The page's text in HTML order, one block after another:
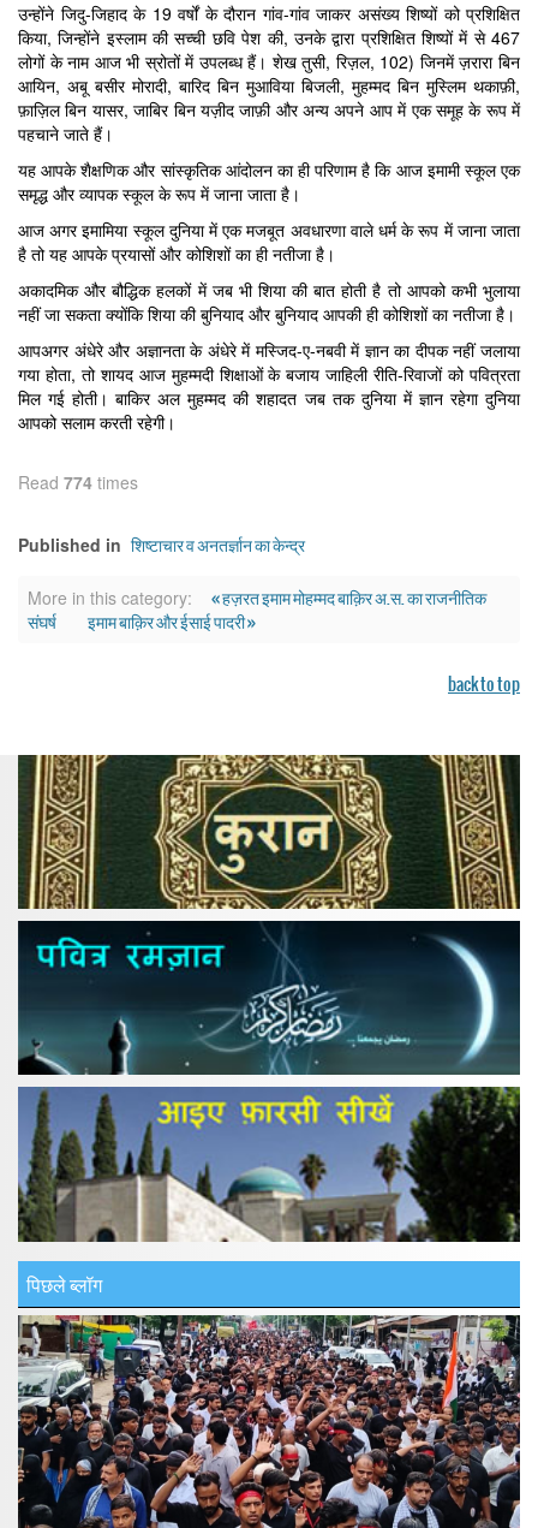
उन्होंने जिदु-जिहाद के 19 वर्षों के दौरान गांव-गांव जाकर असंख्य शिष्यों को प्रशिक्षित
किया, जिन्होंने इस्लाम की सच्ची छवि पेश की, उनके द्वारा प्रशिक्षित शिष्यों में से 467
लोगों के नाम आज भी स्रोतों में उपलब्ध हैं। शेख तुसी, रिज़ल, 102) जिनमें ज़रारा बिन
आयिन, अबू बसीर मोरादी, बारिद बिन मुआविया बिजली, मुहम्मद बिन मुस्लिम थकाफ़ी,
फ़ाज़िल बिन यासर, जाबिर बिन यज़ीद जाफ़ी और अन्य अपने आप में एक समूह के रूप में
पहचाने जाते हैं।
यह आपके शैक्षणिक और सांस्कृतिक आंदोलन का ही परिणाम है कि आज इमामी स्कूल एक
समृद्ध और व्यापक स्कूल के रूप में जाना जाता है।
आज अगर इमामिया स्कूल दुनिया में एक मजबूत अवधारणा वाले धर्म के रूप में जाना जाता
है तो यह आपके प्रयासों और कोशिशों का ही नतीजा है।
अकादमिक और बौद्धिक हलकों में जब भी शिया की बात होती है तो आपको कभी भुलाया
नहीं जा सकता क्योंकि शिया की बुनियाद और बुनियाद आपकी ही कोशिशों का नतीजा है।
आपअगर अंधेरे और अज्ञानता के अंधेरे में मस्जिद-ए-नबवी में ज्ञान का दीपक नहीं जलाया
गया होता, तो शायद आज मुहम्मदी शिक्षाओं के बजाय जाहिली रीति-रिवाजों को पवित्रता
मिल गई होती। बाकिर अल मुहम्मद की शहादत जब तक दुनिया में ज्ञान रहेगा दुनिया
आपको सलाम करती रहेगी।
Read 774 times
Published in शिष्टाचार व अनतर्ज्ञान का केन्द्र
More in this category:
« हज़रत इमाम मोहम्मद बाक़िर अ.स. का राजनीतिक
संघर्ष
इमाम बाक़िर और ईसाई पादरी »
back to top
पिछले ब्लॉग